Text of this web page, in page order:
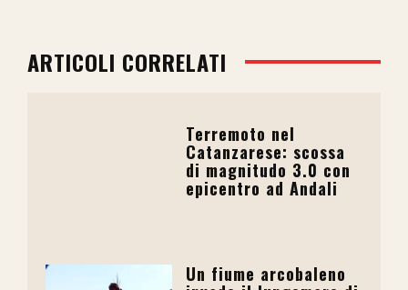
ARTICOLI CORRELATI
Terremoto nel
Catanzarese: scossa
di magnitudo 3.0 con
epicentro ad Andali
Un fiume arcobaleno